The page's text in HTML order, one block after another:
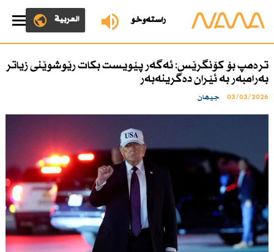
ڕاستەوخۆ العربية
ترەمپ بۆ كۆنگرێس: ئەگەر پێویست بكات رێوشوێنی زیاتر
بەرامبەر بە ئێران دەگرینەبەر
03/03/2026 جیهان